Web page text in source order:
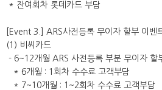
* 잔여회차 롯데카드 부담
[Event 3.] ARS사전등록 무이자 할부 이벤
(1) 비씨카드
- 6~12개월 ARS 사전등록 부분 무이자 할
* 6개월 : 1회차 수수료 고객부담
* 7~10개월 : 1~2회차 수수료 고객부담